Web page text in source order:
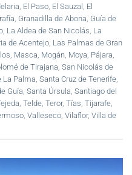
, El Paso, El Sauzal , El
, Granadilla de Abona, Guía de
, La Aldea de San Nicolás, La
de Acentejo, Las Palmas de Gran
, Masca, Mogán, Moya, Pájara,
de Tirajana, San Nicolás de
La Palma, Santa Cruz de Tenerife,
Guía, Santa Úrsula, Santiago del
, Telde, Teror, Tías, Tijarafe,
, Valleseco, Vilaflor, Villa de